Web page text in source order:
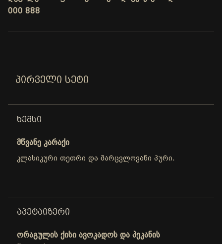
000 888
ᲞᲘᲠᲕᲔᲚᲘ ᲡᲔᲢᲘ
ᲮᲔᲛᲡᲘ
მწვანე კარაქი
კლასიკური თეთრი და მარცვლოვანი პური.
ᲐᲞᲔᲢᲐᲘᲖᲔᲠᲘ
ორაგულის ქისი ავოკადოს და პეკანის